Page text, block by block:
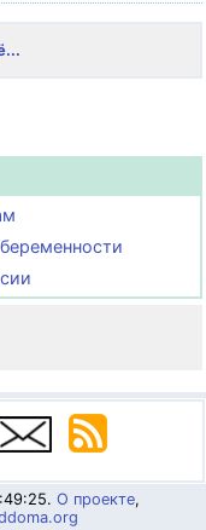
О проекте,